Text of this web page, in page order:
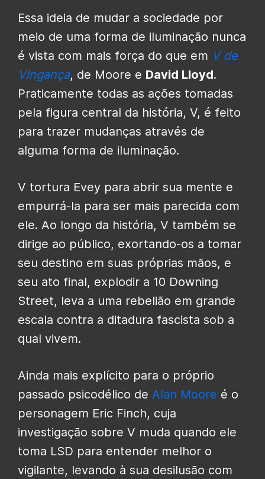
Essa ideia de mudar a sociedade por
meio de uma forma de iluminação nunca
é vista com mais força do que em V de
Vingança, de Moore e David Lloyd.
Praticamente todas as ações tomadas
pela figura central da história, V, é feito
para trazer mudanças através de
alguma forma de iluminação.
V tortura Evey para abrir sua mente e
empurrá-la para ser mais parecida com
ele. Ao longo da história, V também se
dirige ao público, exortando-os a tomar
seu destino em suas próprias mãos, e
seu ato final, explodir a 10 Downing
Street, leva a uma rebelião em grande
escala contra a ditadura fascista sob a
qual vivem.
Ainda mais explícito para o próprio
passado psicodélico de Alan Moore é o
personagem Eric Finch, cuja
investigação sobre V muda quando ele
toma LSD para entender melhor o
vigilante, levando à sua desilusão com